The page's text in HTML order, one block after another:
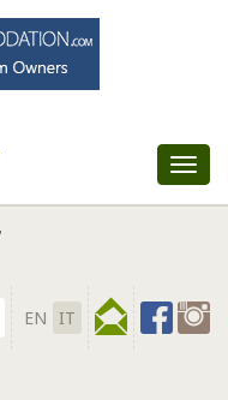
EN IT